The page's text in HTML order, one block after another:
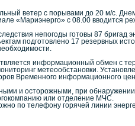
ветер с порывами до 20 м/с.
«Мариэнерго» с 08.00 вводится
непогоды готовы 87 бригад
подготовлено 17 резервных
информационный обмен с
метеообстановки.
Временного информационного
и осторожными, при
или отделение МЧС.
по телефону горячей линии